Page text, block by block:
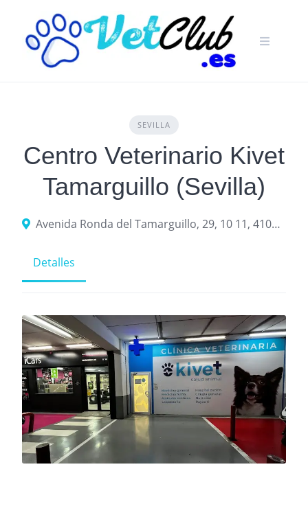
content
SEVILLA
Centro Veterinario Kivet
Tamarguillo (Sevilla)
Avenida Ronda del Tamarguillo, 29, 10 11, 41006 Sevilla
Detalles